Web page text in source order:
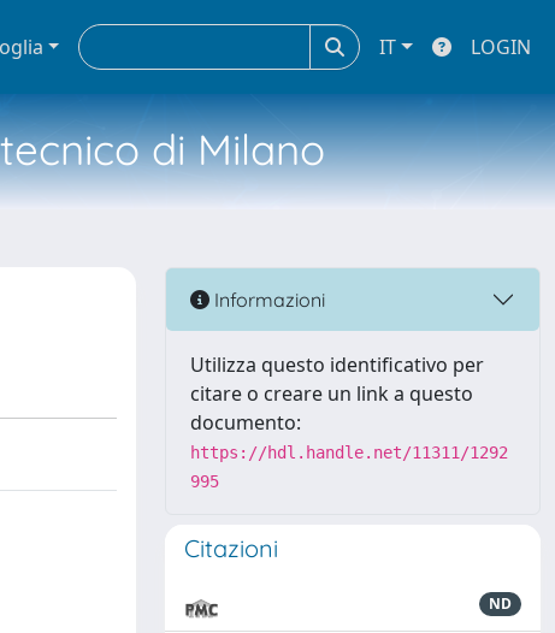
IT LOGIN
di Milano
Informazioni
Utilizza questo identificativo per
citare o creare un link a questo
documento:
https://hdl.handle.net/11311/1292
995
Citazioni
ND